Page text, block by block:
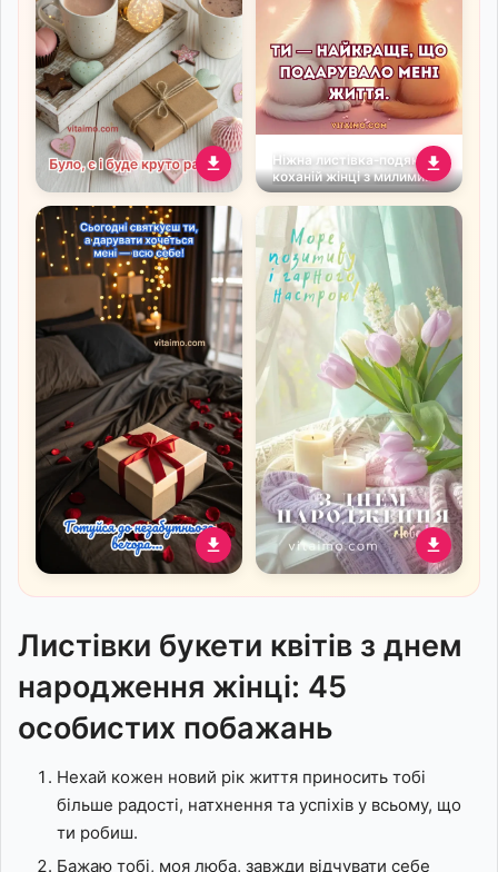
Затишне привітання з
Днем народження для
коханої з какао,
подарунками й
вогниками
Ніжна листівка‑подяка
коханій жінці з милими
котиками
Романтичне привітання з
коханої з натяком на
незабутній вечір удвох
Привітання з днем
світлом для любої
Листівки букети квітів з днем
народження жінці: 45
особистих побажань
Нехай кожен новий рік життя приносить тобі
більше радості, натхнення та успіхів у всьому, що
ти робиш.
Бажаю тобі, моя люба, завжди відчувати себе